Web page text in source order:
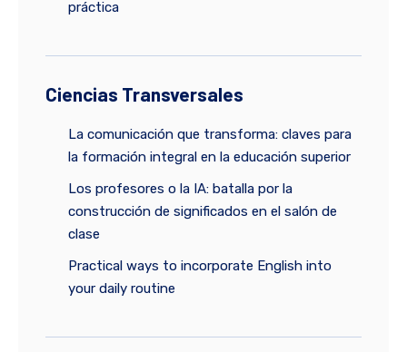
práctica
Ciencias Transversales
La comunicación que transforma: claves para
la formación integral en la educación superior
Los profesores o la IA: batalla por la
construcción de significados en el salón de
clase
Practical ways to incorporate English into
your daily routine